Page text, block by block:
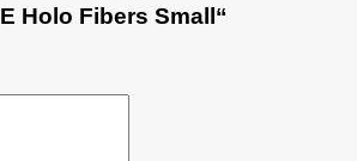
Holo Fibers Small“